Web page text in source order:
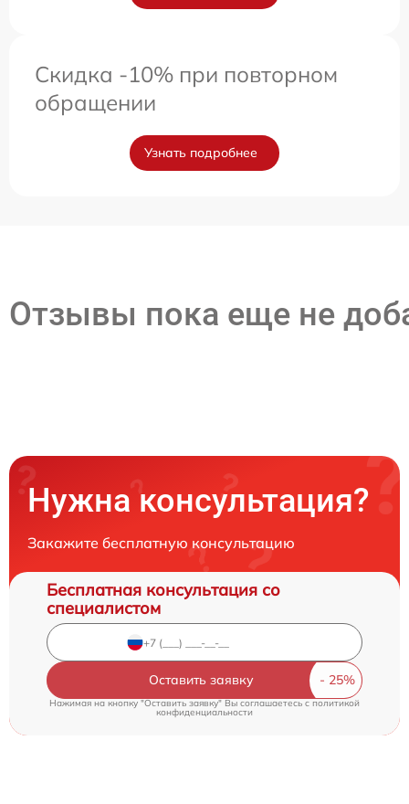
Скидка -10% при повторном
обращении
Узнать подробнее
Отзывы пока еще не
Нужна консультация?
Закажите бесплатную консультацию
Бесплатная консультация со
специалистом
Оставить заявку
Нажимая на кнопку "Оставить заявку" Вы соглашаетесь c политикой
конфиденциальности